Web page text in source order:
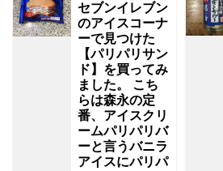
セブンイレブン
のアイスコーナ
ーで見つけた
【パリパリサン
ド】を買ってみ
ました。 こち
らは森永の定
番、アイスクリ
ームパリパリバ
ーと言うバニラ
アイスにパリパ